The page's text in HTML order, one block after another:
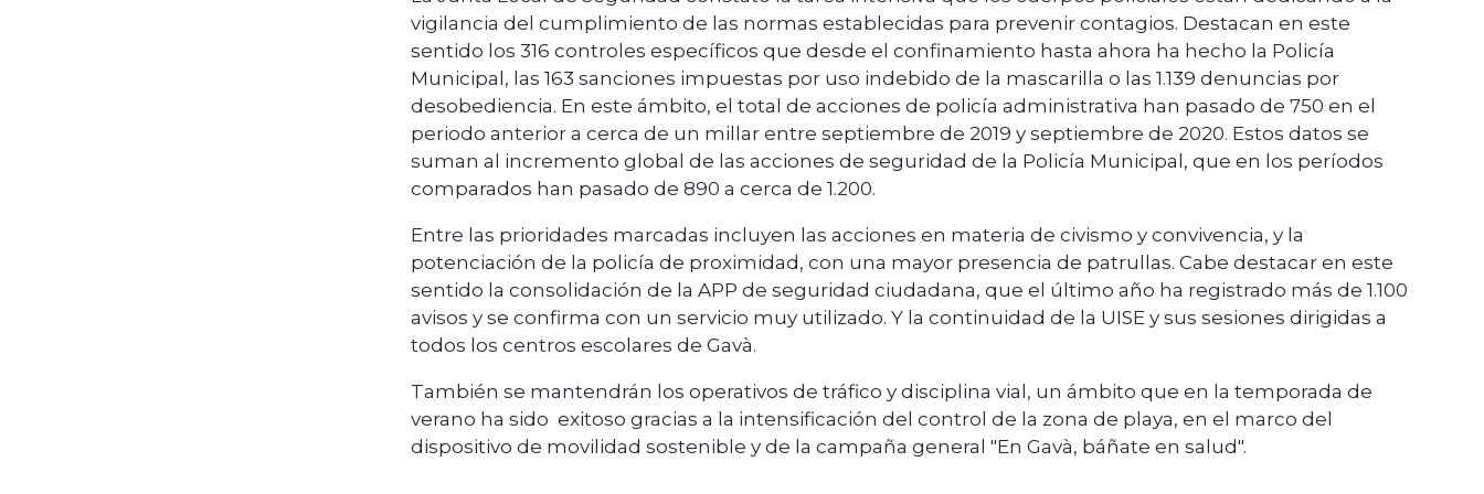
vigilancia del cumplimiento de las normas establecidas para prevenir contagios. Destacan en este
sentido los 316 controles específicos que desde el confinamiento hasta ahora ha hecho la Policía
Municipal, las 163 sanciones impuestas por uso indebido de la mascarilla o las 1.139 denuncias por
desobediencia. En este ámbito, el total de acciones de policía administrativa han pasado de 750 en el
periodo anterior a cerca de un millar entre septiembre de 2019 y septiembre de 2020. Estos datos se
suman al incremento global de las acciones de seguridad de la Policía Municipal, que en los períodos
comparados han pasado de 890 a cerca de 1.200.
Entre las prioridades marcadas incluyen las acciones en materia de civismo y convivencia, y la
potenciación de la policía de proximidad, con una mayor presencia de patrullas. Cabe destacar en este
sentido la consolidación de la APP de seguridad ciudadana, que el último año ha registrado más de 1.100
avisos y se confirma con un servicio muy utilizado. Y la continuidad de la UISE y sus sesiones dirigidas a
todos los centros escolares de Gavà.
También se mantendrán los operativos de tráfico y disciplina vial, un ámbito que en la temporada de
verano ha sido exitoso gracias a la intensificación del control de la zona de playa, en el marco del
dispositivo de movilidad sostenible y de la campaña general "En Gavà, báñate en salud".